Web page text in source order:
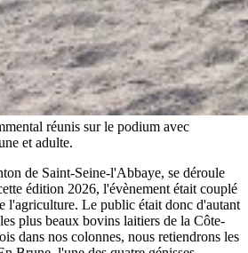
réunis sur le podium avec
et adulte.
de Saint-Seine-l'Abbaye, se déroule
édition 2026, l'évènement était couplé
l'agriculture. Le public était donc d'autant
plus beaux bovins laitiers de la Côte-
dans nos colonnes, nous retiendrons les